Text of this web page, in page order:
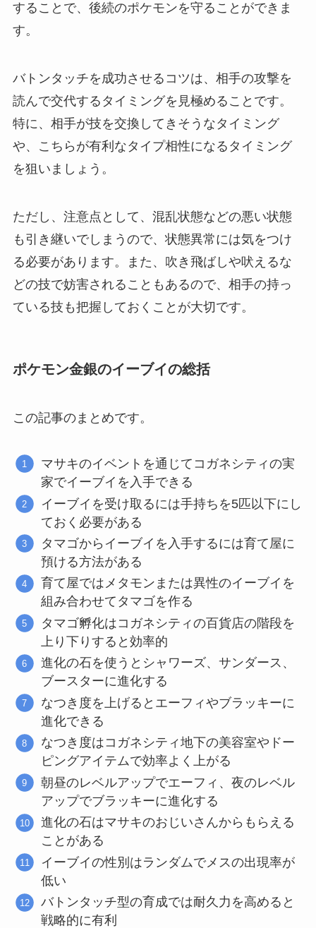
することで、後続のポケモンを守ることができま
す。
バトンタッチを成功させるコツは、相手の攻撃を
読んで交代するタイミングを見極めることです。
特に、相手が技を交換してきそうなタイミング
や、こちらが有利なタイプ相性になるタイミング
を狙いましょう。
ただし、注意点として、混乱状態などの悪い状態
も引き継いでしまうので、状態異常には気をつけ
る必要があります。また、吹き飛ばしや吠えるな
どの技で妨害されることもあるので、相手の持っ
ている技も把握しておくことが大切です。
ポケモン金銀のイーブイの総括
この記事のまとめです。
マサキのイベントを通じてコガネシティの実
家でイーブイを入手できる
イーブイを受け取るには手持ちを5匹以下にし
ておく必要がある
タマゴからイーブイを入手するには育て屋に
預ける方法がある
育て屋ではメタモンまたは異性のイーブイを
組み合わせてタマゴを作る
タマゴ孵化はコガネシティの百貨店の階段を
上り下りすると効率的
進化の石を使うとシャワーズ、サンダース、
ブースターに進化する
なつき度を上げるとエーフィやブラッキーに
進化できる
なつき度はコガネシティ地下の美容室やドー
ピングアイテムで効率よく上がる
朝昼のレベルアップでエーフィ、夜のレベル
アップでブラッキーに進化する
進化の石はマサキのおじいさんからもらえる
ことがある
イーブイの性別はランダムでメスの出現率が
低い
バトンタッチ型の育成では耐久力を高めると
戦略的に有利